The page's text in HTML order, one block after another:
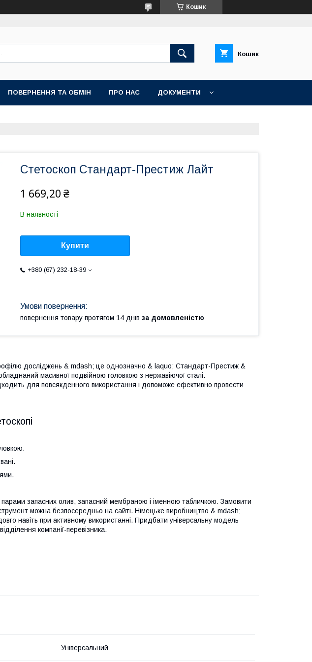
Кошик
Кошик
ПОВЕРНЕННЯ ТА ОБМІН ПРО НАС ДОКУМЕНТИ
Стетоскоп Стандарт-Престиж Лайт
1 669,20 ₴
В наявності
Купити
+380 (67) 232-18-39
повернення товару протягом 14 днів за домовленістю
досліджень & mdash; це однозначно & laquo; Стандарт-Престиж &
масивної подвійною головкою з нержавіючої сталі.
для повсякденного використання і допоможе ефективно провести
запасних олив, запасний мембраною і іменною табличкою. Замовити
можна безпосередньо на сайті. Німецьке виробництво & mdash;
навіть при активному використанні. Придбати універсальну модель
компанії-перевізника.
Універсальний